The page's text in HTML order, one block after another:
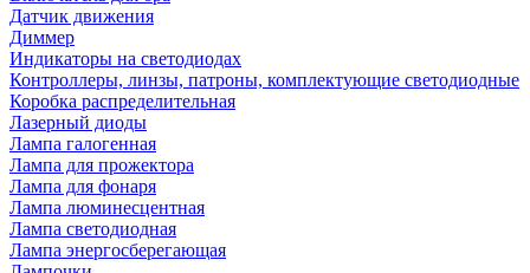
Датчик движения
Диммер
Индикаторы на светодиодах
Контроллеры, линзы, патроны, комплектующие светодиодные
Коробка распределительная
Лазерный диоды
Лампа галогенная
Лампа для прожектора
Лампа для фонаря
Лампа люминесцентная
Лампа светодиодная
Лампа энергосберегающая